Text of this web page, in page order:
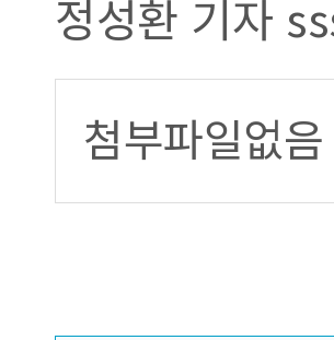
정성환 기자
첨부파일없음